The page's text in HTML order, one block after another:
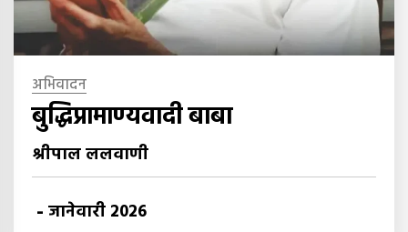
अभिवादन
बुद्धिप्रामाण्यवादी बाबा
श्रीपाल ललवाणी
- जानेवारी 2026